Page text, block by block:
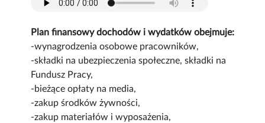
Plan finansowy dochodów i wydatków obejmuje:
-wynagrodzenia osobowe pracowników,
-składki na ubezpieczenia społeczne, składki na
Fundusz Pracy,
-bieżące opłaty na media,
-zakup środków żywności,
-zakup materiałów i wyposażenia,